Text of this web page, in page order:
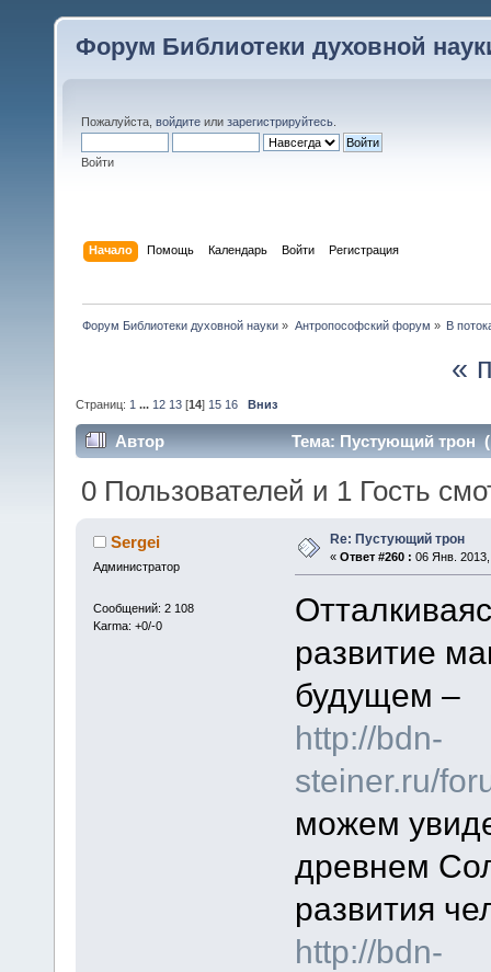
Форум Библиотеки духовной
Пожалуйста, войдите или зарегистрируйтесь
Войти
Начало Помощь Календарь Войти Регистрация
Форум Библиотеки духовной науки » Антропософский форум » В
«
Страниц: 1 ... 12 13 [14] 15 16 Вниз
Автор Тема: Пустующий трон
0 Пользователей и 1 Гость
Sergei
Администратор
Сообщений: 2 108
Karma: +0/-0
Re: Пустующий трон
« Ответ #260 : 06 Янв.
развитие
будущем –
http://bdn-
steiner.ru/
можем
древнем
развития
http://bdn-